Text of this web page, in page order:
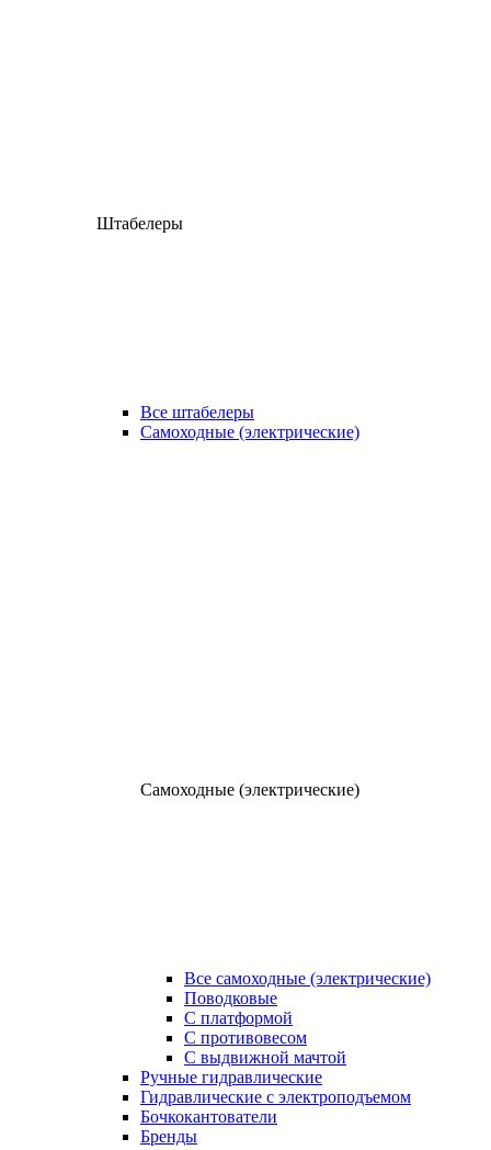
Штабелеры
Все штабелеры
Самоходные (электрические)
Самоходные (электрические)
Все самоходные (электрические)
Поводковые
С платформой
С противовесом
С выдвижной мачтой
Ручные гидравлические
Гидравлические с электроподъемом
Бочкокантователи
Бренды